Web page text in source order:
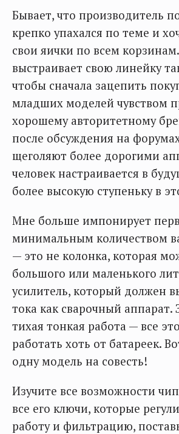
Бывает, что производитель
крепко упахался по теме и
свои яички по всем
выстраивает свою линейку
чтобы сначала зацепить
младших моделей чувством
хорошему авторитетному
после обсуждения на
щеголяют более дорогими
человек настраивается в
более высокую ступеньку в
Мне больше импонирует
минимальным количеством
— это не колонка, которая
большого или маленького
усилитель, который должен
тока как сварочный аппарат.
тихая тонкая работа — все
работать хоть от батареек.
одну модель на совесть!
Изучите все возможности
все его ключи, которые
работу и фильтрацию,